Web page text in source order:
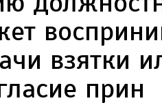
взятки
прин